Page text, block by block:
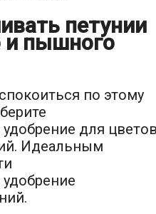
петунии
и пышного
по этому
для
Идеальным